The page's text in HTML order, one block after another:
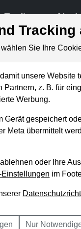
Trading
der
Tracking
wählen Sie Ihre
unsere Website
z. B. für
Werbung.
Gerät gespeichert
Meta übermittelt
oder Ihre
im
Nur